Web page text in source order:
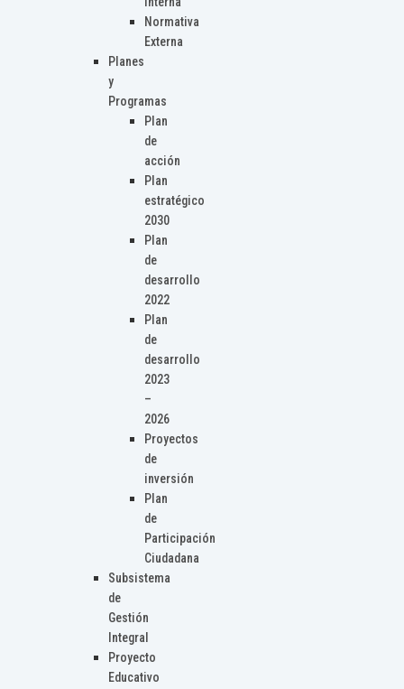
Normativa
Externa
Planes
y
Programas
Plan
de
acción
Plan
estratégico
2030
Plan
de
desarrollo
2022
Plan
de
desarrollo
2023
–
2026
Proyectos
de
inversión
Plan
de
Participación
Ciudadana
Subsistema
de
Gestión
Integral
Proyecto
Educativo